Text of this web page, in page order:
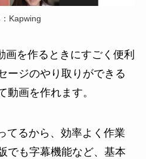
Kapwing
画を作るときにすごく便利
ージのやり取りができる
動画を作れます。
てるから、効率よく作業
でも字幕機能など、基本